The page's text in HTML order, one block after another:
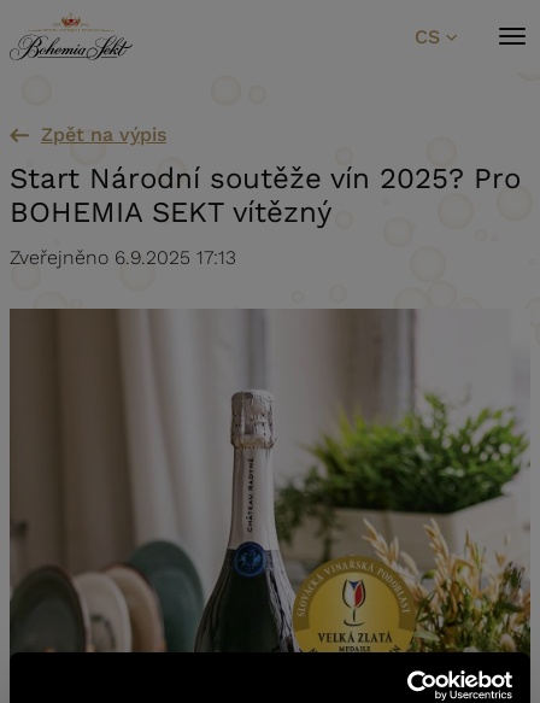
Přeskočit na obsah
CS
Zpět na výpis
Start Národní soutěže vín 2025? Pro
BOHEMIA SEKT vítězný
Zveřejněno 6.9.2025 17:13